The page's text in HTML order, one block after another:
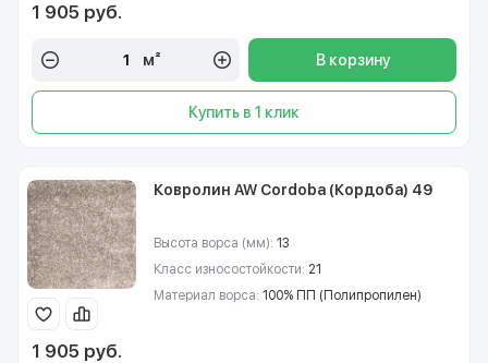
1 905 руб.
м² В корзину
Купить в 1 клик
Ковролин AW Cordoba (Кордоба) 49
Высота ворса (мм): 13
Класс износостойкости: 21
Материал ворса: 100% ПП (Полипропилен)
1 905 руб.